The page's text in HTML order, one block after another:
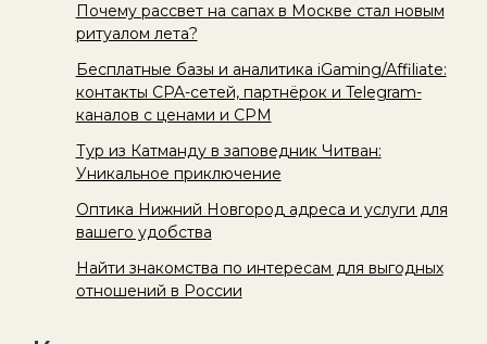
Почему рассвет на сапах в Москве стал новым
ритуалом лета?
Бесплатные базы и аналитика iGaming/Affiliate:
контакты CPA-сетей, партнёрок и Telegram-
каналов с ценами и CPM
Тур из Катманду в заповедник Читван:
Уникальное приключение
Оптика Нижний Новгород адреса и услуги для
вашего удобства
Найти знакомства по интересам для выгодных
отношений в России